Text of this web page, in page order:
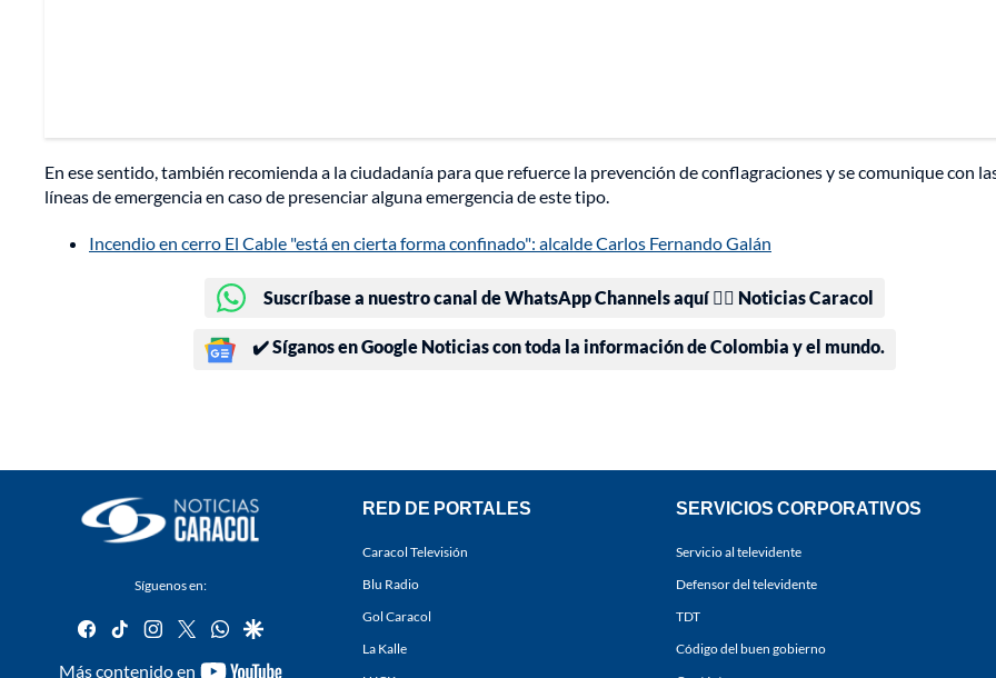
En ese sentido, también recomienda a la ciudadanía para que refuerce la prevención de conflagraciones y se comunique con
líneas de emergencia en caso de presenciar alguna emergencia de este tipo.
Incendio en cerro El Cable "está en cierta forma confinado": alcalde Carlos Fernando Galán
Suscríbase a nuestro canal de WhatsApp Channels aquí 👉🏻 Noticias Caracol
✔️ Síganos en Google Noticias con toda la información de Colombia y el mundo.
Síguenos en:
facebook
tiktok instagram
twitterwhatsapp
google
Más contenido en youtube-
RED DE PORTALES
Caracol Televisión
Blu Radio
Gol Caracol
La Kalle
SERVICIOS CORPORATIVOS
Servicio al televidente
Defensor del televidente
TDT
Código del buen gobierno